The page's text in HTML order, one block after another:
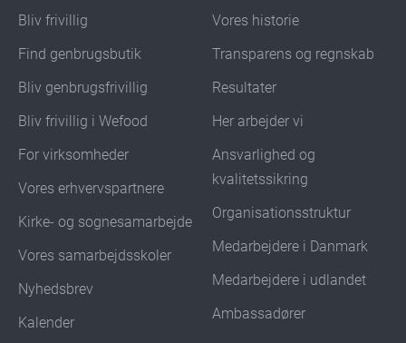
Bliv frivillig
Find genbrugsbutik
Bliv genbrugsfrivillig
Bliv frivillig i Wefood
For virksomheder
Vores erhvervspartnere
Kirke- og sognesamarbejde
Vores samarbejdsskoler
Nyhedsbrev
Kalender
Vores historie
Transparens og regnskab
Resultater
Her arbejder vi
Ansvarlighed og
kvalitetssikring
Organisationsstruktur
Medarbejdere i Danmark
Medarbejdere i udlandet
Ambassadører